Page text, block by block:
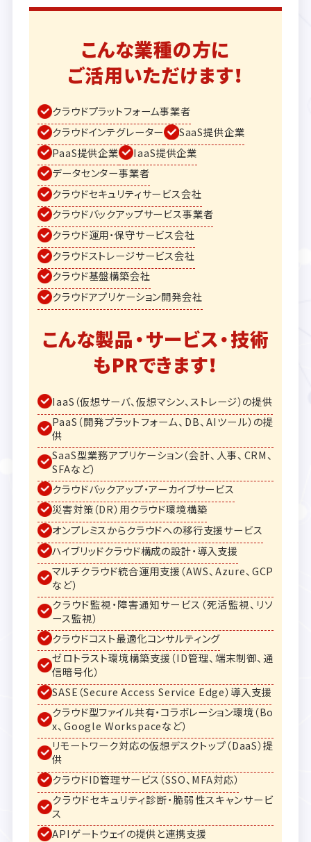
こんな業種の方に
ご活用いただけます！
クラウドプラットフォーム事業者
クラウドインテグレーター
SaaS提供企業
PaaS提供企業
IaaS提供企業
データセンター事業者
クラウドセキュリティサービス会社
クラウドバックアップサービス事業者
クラウド運用・保守サービス会社
クラウドストレージサービス会社
クラウド基盤構築会社
クラウドアプリケーション開発会社
こんな製品・サービス・技術
もPRできます！
IaaS（仮想サーバ、仮想マシン、ストレージ）の提供
PaaS（開発プラットフォーム、DB、AIツール）の提
供
SaaS型業務アプリケーション（会計、人事、CRM、
SFAなど）
クラウドバックアップ・アーカイブサービス
災害対策（DR）用クラウド環境構築
オンプレミスからクラウドへの移行支援サービス
ハイブリッドクラウド構成の設計・導入支援
マルチクラウド統合運用支援（AWS、Azure、GCP
など）
クラウド監視・障害通知サービス（死活監視、リソ
ース監視）
クラウドコスト最適化コンサルティング
ゼロトラスト環境構築支援（ID管理、端末制御、通
信暗号化）
SASE（Secure Access Service Edge）導入支援
クラウド型ファイル共有・コラボレーション環境（Bo
x、Google Workspaceなど）
リモートワーク対応の仮想デスクトップ（DaaS）提
供
クラウドID管理サービス（SSO、MFA対応）
クラウドセキュリティ診断・脆弱性スキャンサービ
ス
APIゲートウェイの提供と連携支援